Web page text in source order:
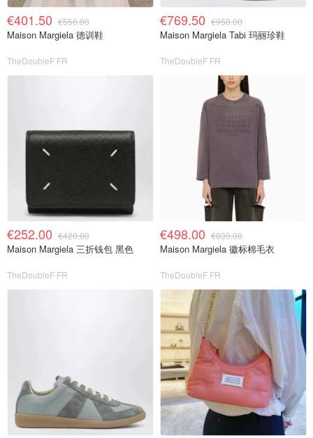
€401.50 €550.00
Maison Margiela 德训鞋
TheDoubleF FR
€769.50 €950.00
Maison Margiela Tabi 玛丽珍鞋
TheDoubleF FR
€252.00 €420.00
Maison Margiela 三折钱包 黑色
TheDoubleF FR
€498.00 €830.00
Maison Margiela 徽标棉毛衣
TheDoubleF FR